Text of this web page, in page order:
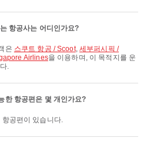
항공사는 어디인가요?
은 스쿠트 항공 / Scoot,세부퍼시픽 /
Airlines을 이용하며, 이 목적지를 운
.
한 항공편은 몇 개인가요?
항공편이 있습니다.